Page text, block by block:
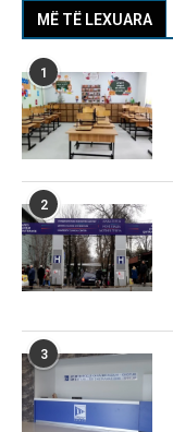
MË TË LEXUARA
1
2
3